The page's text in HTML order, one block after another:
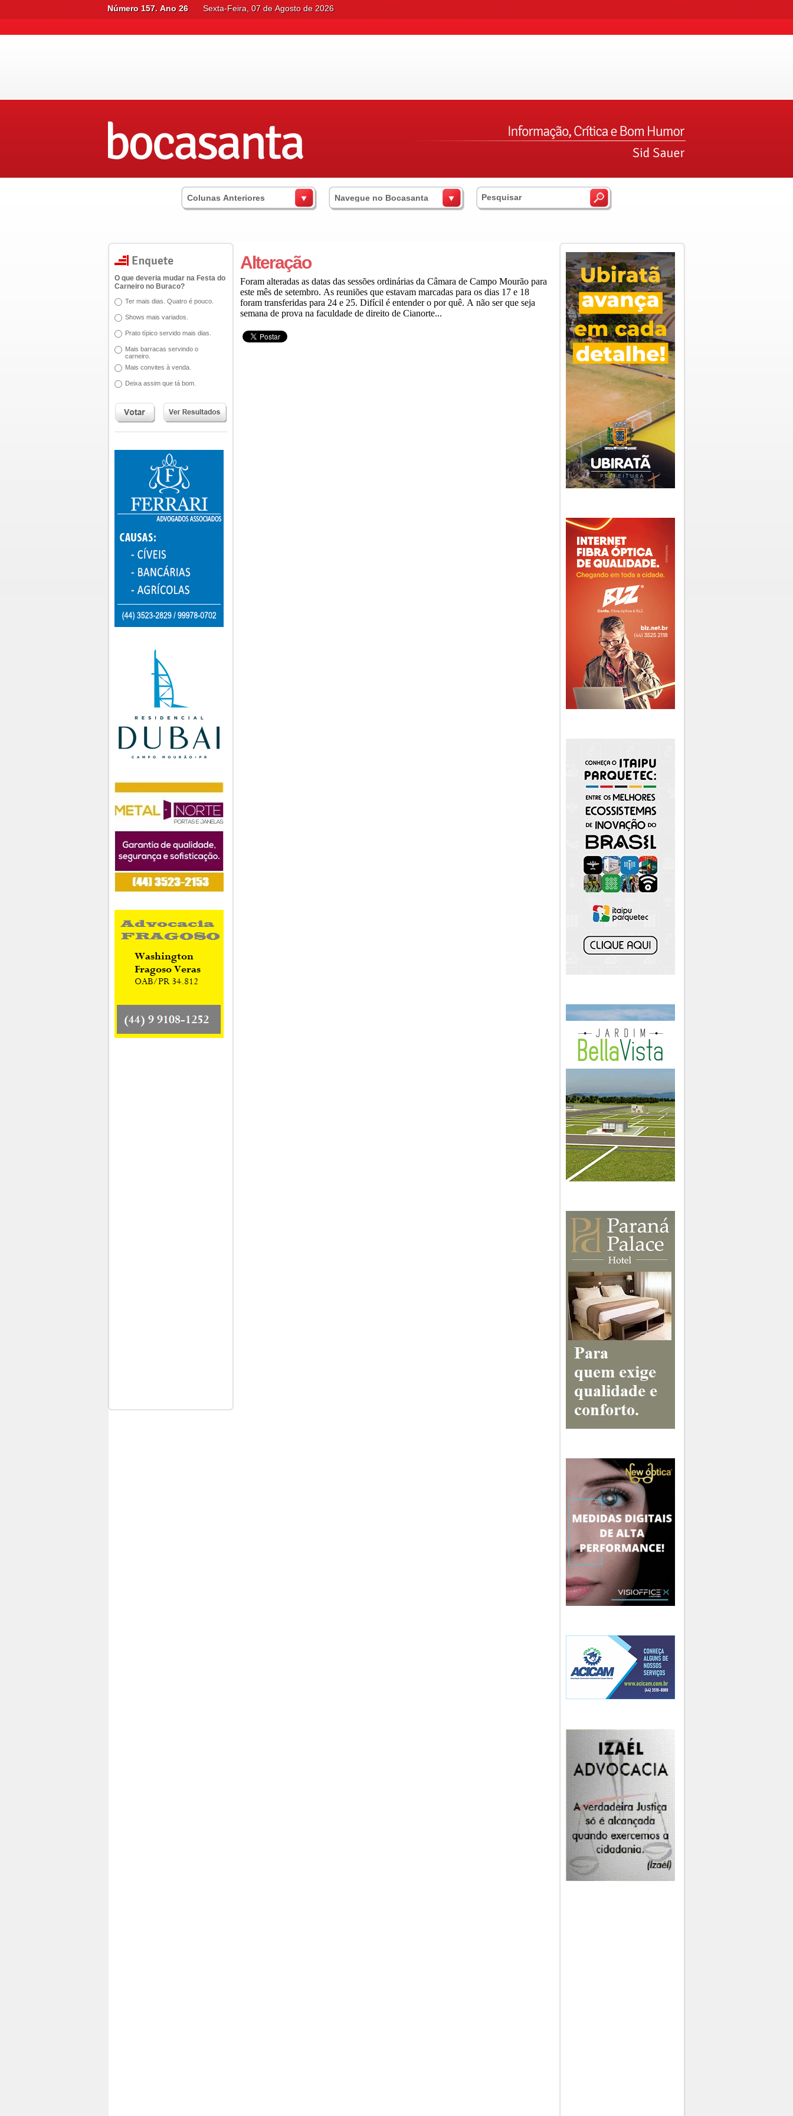
Número 157. Ano 26 Sexta-Feira, 07 de Agosto de 2026
Colunas Anteriores Navegue no Bocasanta
O que deveria mudar na Festa do
Carneiro no Buraco?
Ter mais dias. Quatro é pouco.
Shows mais variados.
Prato típico servido mais dias.
Mais barracas servindo o
carneiro.
Mais convites à venda.
Deixa assim que tá bom.
Alteração
Foram alteradas as datas das sessões ordinárias da Câmara de Campo Mourão para
este mês de setembro. As reuniões que estavam marcadas para os dias 17 e 18
foram transferidas para 24 e 25. Difícil é entender o por quê. A não ser que seja
semana de prova na faculdade de direito de Cianorte...